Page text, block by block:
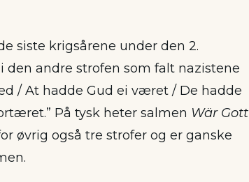
siste krigsårene under den 2.
andre strofen som falt nazistene
/ At hadde Gud ei været / De hadde
På tysk heter salmen Wär Gott
øvrig også tre strofer og er ganske